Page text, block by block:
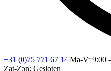
+31 (0)75 771 67 14 Ma-Vr 9:00
Zat-Zon: Gesloten